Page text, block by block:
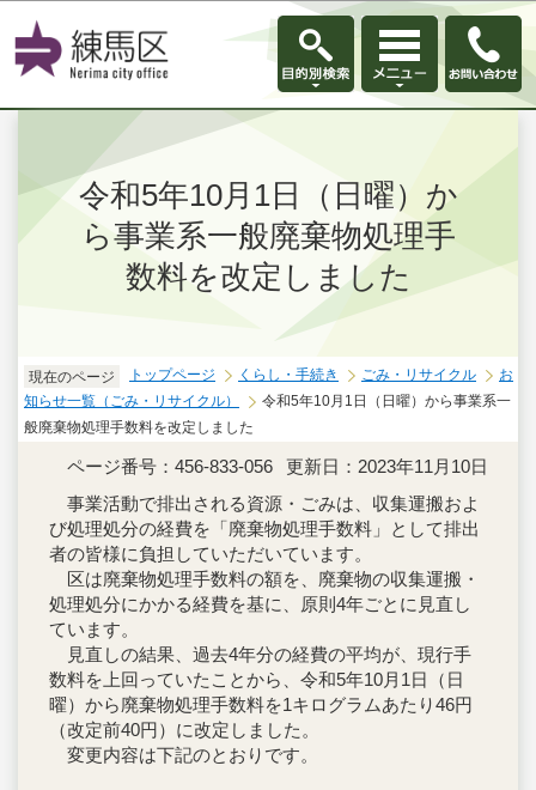
このページの本文へ移動
令和5年10月1日（日曜）か
ら事業系一般廃棄物処理手
数料を改定しました
現在のページ トップページ くらし・手続き ごみ・リサイクル
お
知らせ一覧（ごみ・リサイクル）
令和5年10月1日（日曜）から事業系一
般廃棄物処理手数料を改定しました
ページ番号：456-833-056
更新日：2023年11月10日
事業活動で排出される資源・ごみは、収集運搬およ
び処理処分の経費を「廃棄物処理手数料」として排出
者の皆様に負担していただいています。
区は廃棄物処理手数料の額を、廃棄物の収集運搬・
処理処分にかかる経費を基に、原則4年ごとに見直し
ています。
見直しの結果、過去4年分の経費の平均が、現行手
数料を上回っていたことから、令和5年10月1日（日
曜）から廃棄物処理手数料を1キログラムあたり46円
（改定前40円）に改定しました。
変更内容は下記のとおりです。